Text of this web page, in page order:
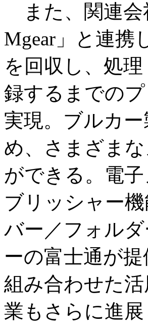
また、関連会
Mgear」と連携
を回収し、処
録するまでの
実現。ブルカ
め、さまざま
ができる。電
ブリッシャー
バー／フォル
ーの富士通が
組み合わせた
業もさらに進